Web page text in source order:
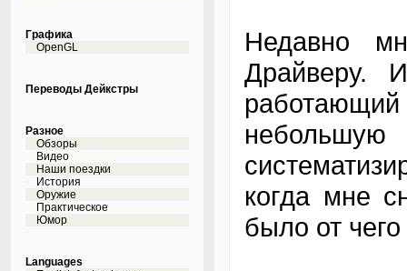
Графика
OpenGL
Переводы Дейкстры
Разное
Обзоры
Видео
Наши поездки
История
Оружие
Практическое
Юмор
Languages
Недавно
Драйверу.
небольшую
когда мне
было от чего